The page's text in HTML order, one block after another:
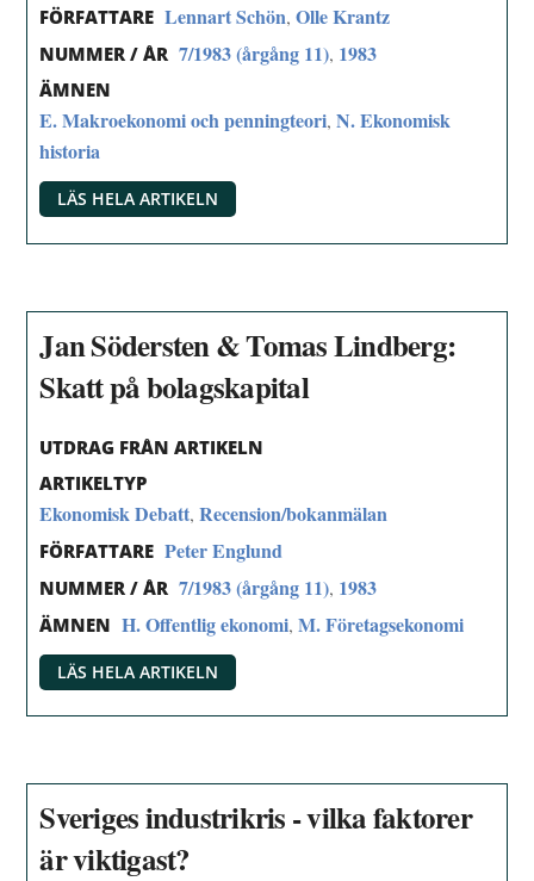
FÖRFATTARE Lennart Schön,Olle Krantz
NUMMER / ÅR 7/1983 (årgång 11), 1983
ÄMNEN
E. Makroekonomi och penningteori,N. Ekonomisk
historia
LÄS HELA ARTIKELN
Jan Södersten & Tomas Lindberg:
Skatt på bolagskapital
UTDRAG FRÅN ARTIKELN
ARTIKELTYP
Ekonomisk Debatt,Recension/bokanmälan
FÖRFATTARE Peter Englund
NUMMER / ÅR 7/1983 (årgång 11), 1983
ÄMNEN H. Offentlig ekonomi,M. Företagsekonomi
LÄS HELA ARTIKELN
Sveriges industrikris - vilka faktorer
är viktigast?